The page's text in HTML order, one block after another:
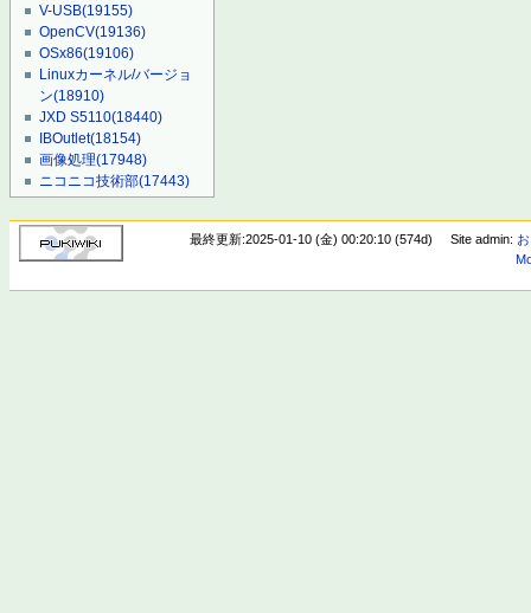
V-USB(19155)
OpenCV(19136)
OSx86(19106)
Linuxカーネル/バージョ
ン(18910)
JXD S5110(18440)
IBOutlet(18154)
画像処理(17948)
ニコニコ技術部(17443)
最終更新:2025-01-10 (金) 00:20:10 (574d) Site admin: